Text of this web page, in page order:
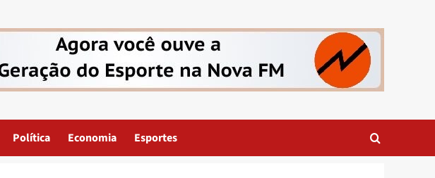
Política Economia Esportes